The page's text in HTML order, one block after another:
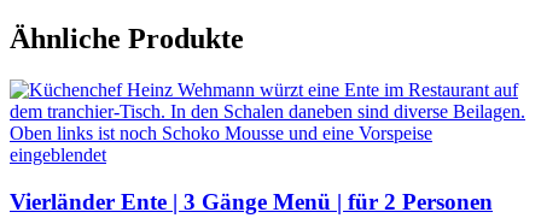
Ähnliche Produkte
Vierländer Ente | 3 Gänge Menü | für 2 Personen